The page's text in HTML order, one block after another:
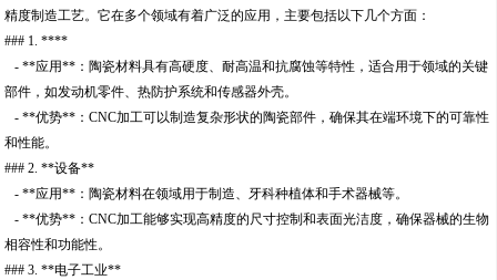
精度制造工艺。它在多个领域有着广泛的应用，主要包括以下几个方面：
### 1. ****
- **应用**：陶瓷材料具有高硬度、耐高温和抗腐蚀等特性，适合用于领域的关键
部件，如发动机零件、热防护系统和传感器外壳。
- **优势**：CNC加工可以制造复杂形状的陶瓷部件，确保其在端环境下的可靠性
和性能。
### 2. **设备**
- **应用**：陶瓷材料在领域用于制造、牙科种植体和手术器械等。
- **优势**：CNC加工能够实现高精度的尺寸控制和表面光洁度，确保器械的生物
相容性和功能性。
### 3. **电子工业**